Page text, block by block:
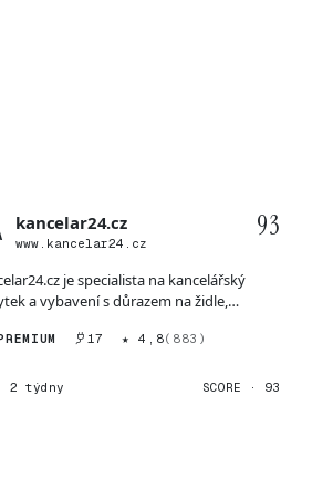
kancelar24.cz
www.kancelar24.cz
93
je specialista na kancelářský
a vybavení s důrazem na židle,
17 ★ 4,8(883)
2 týdny SCORE · 93